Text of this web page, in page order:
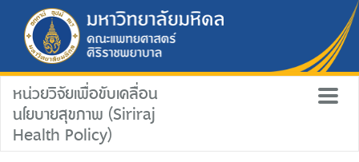
หน่วยวิจัยเพื่อขับเคลื่อน
นโยบายสุขภาพ (Siriraj
Health Policy)